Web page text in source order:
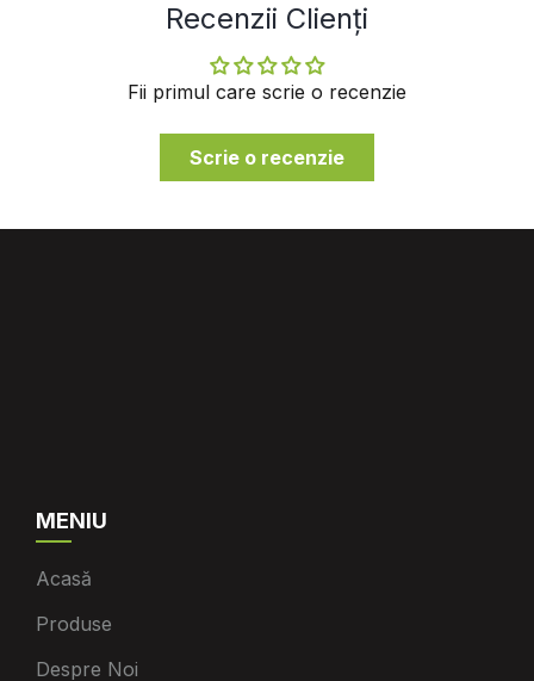
Recenzii Clienți
Fii primul care scrie o recenzie
Scrie o recenzie
MENIU
Acasă
Produse
Despre Noi